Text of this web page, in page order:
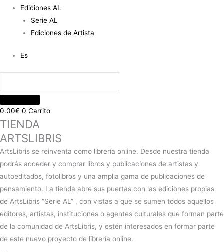
Ediciones AL
Serie AL
Ediciones de Artista
Es
0.00€ 0 Carrito
TIENDA
ARTSLIBRIS
ArtsLibris se reinventa como librería online. Desde nuestra tienda
podrás acceder y comprar libros y publicaciones de artistas y
autoeditados, fotolibros y una amplia gama de publicaciones de
pensamiento. La tienda abre sus puertas con las ediciones propias
de ArtsLibris “Serie AL” , con vistas a que se sumen todos aquellos
editores, artistas, instituciones o agentes culturales que forman parte
de la comunidad de ArtsLibris, y estén interesados en formar parte
de este nuevo proyecto de librería online.